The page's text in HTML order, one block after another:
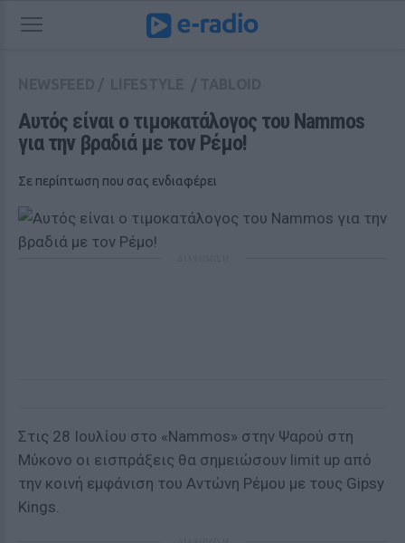
Αυτός είναι ο τιμοκατάλογος του Nammos
για την βραδιά με τον Ρέμο!
Σε περίπτωση που σας ενδιαφέρει
Στις 28 Ιουλίου στο «Nammos» στην Ψαρού στη
Μύκονο οι εισπράξεις θα σημειώσουν limit up από
την κοινή εμφάνιση του Αντώνη Ρέμου με τους Gipsy
Kings.